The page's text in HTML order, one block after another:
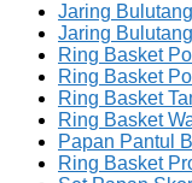
Jaring
Jaring
Ring Basket
Ring Basket
Ring Basket
Ring Basket
Papan Pantul
Ring Basket